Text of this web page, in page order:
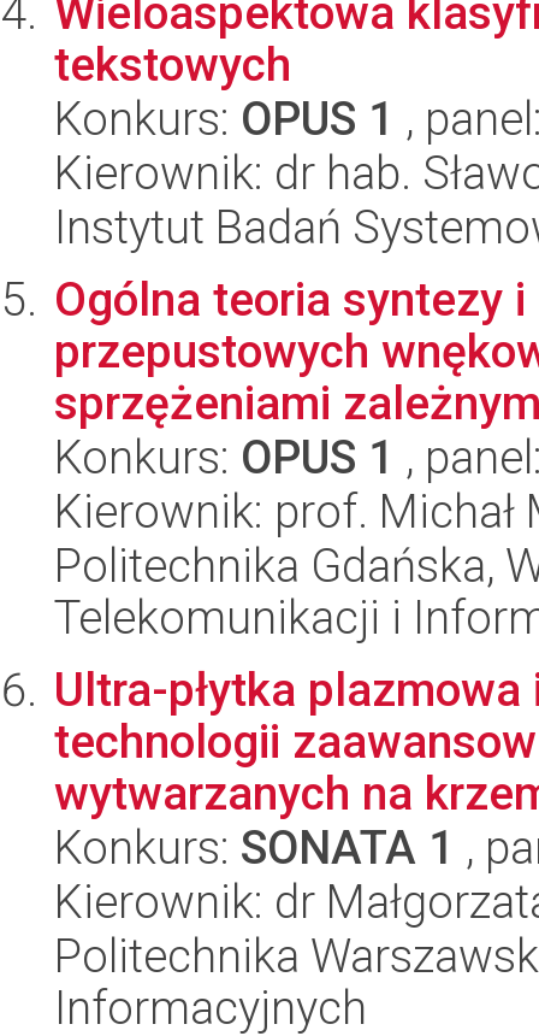
Wieloaspektowa
tekstowych
Konkurs: OPUS 1 ,
Kierownik: dr hab.
Instytut Badań
Ogólna teoria syntezy
przepustowych
sprzężeniami
Konkurs: OPUS 1 ,
Kierownik: prof. Michał
Politechnika Gdańska,
Telekomunikacji i
Ultra-płytka
technologii
wytwarzanych na
Konkurs: SONATA 1 ,
Kierownik: dr
Politechnika
Informacyjnych